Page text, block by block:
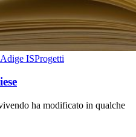
ISProgetti
ha modificato in qualche